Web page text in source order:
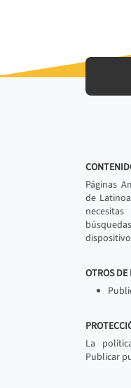
Páginas
de
OTROS DE
La
Publicar